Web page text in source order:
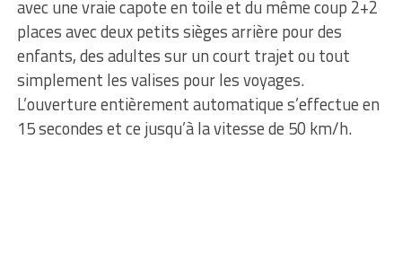
avec une vraie capote en toile et du même coup 2+2
places avec deux petits sièges arrière pour des
enfants, des adultes sur un court trajet ou tout
simplement les valises pour les voyages.
L’ouverture entièrement automatique s’effectue en
15 secondes et ce jusqu’à la vitesse de 50 km/h.